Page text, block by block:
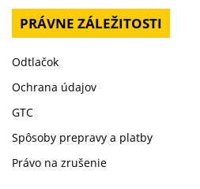
PRÁVNE ZÁLEŽITOSTI
Odtlačok
Ochrana údajov
GTC
Spôsoby prepravy a platby
Právo na zrušenie